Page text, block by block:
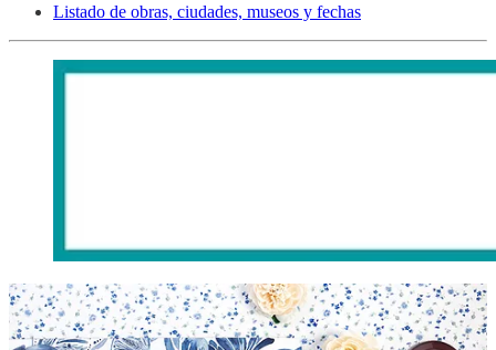
Listado de obras, ciudades, museos y fechas